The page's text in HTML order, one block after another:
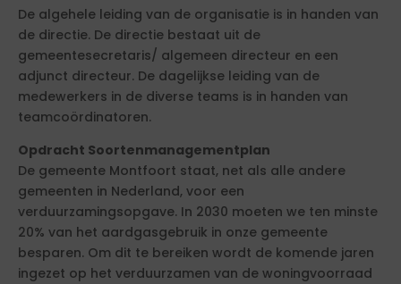
De algehele leiding van de organisatie is in handen van
de directie. De directie bestaat uit de
gemeentesecretaris/ algemeen directeur en een
adjunct directeur. De dagelijkse leiding van de
medewerkers in de diverse teams is in handen van
teamcoördinatoren.
Opdracht Soortenmanagementplan
De gemeente Montfoort staat, net als alle andere
gemeenten in Nederland, voor een
verduurzamingsopgave. In 2030 moeten we ten minste
20% van het aardgasgebruik in onze gemeente
besparen. Om dit te bereiken wordt de komende jaren
ingezet op het verduurzamen van de woningvoorraad